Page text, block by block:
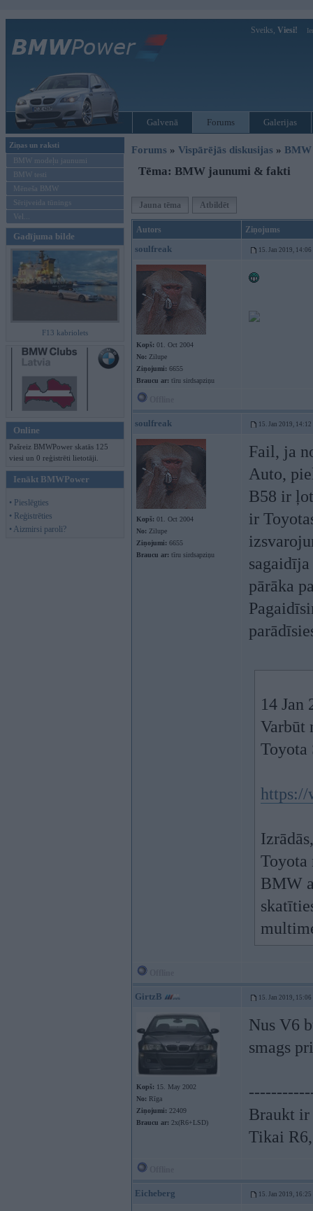
Sveiks, Viesi!
Galvenā Forums Galerijas
Ziņas un raksti
BMW modeļu jaunumi
BMW testi
Mēneša BMW
Sērijveida tūnings
Vel...
Gadījuma bilde
F13 kabriolets
Online
Pašreiz BMWPower skatās 125
viesi un 0 reģistrēti lietotāji.
Ienākt BMWPower
• Pieslēgties
• Reģistrēties
• Aizmirsi paroli?
Forums » Vispārējās diskusijas »
Tēma: BMW jaunumi & fakti
Jauna tēma Atbildēt
Autors Ziņojums
soulfreak 15. Jan 2019, 14:06
Kopš: 01. Oct 2004
No: Zilupe
Ziņojumi: 6655
Braucu ar: tīru sirdsapziņu
soulfreak 15. Jan 2019, 14:12
Kopš: 01. Oct 2004
No: Zilupe
Ziņojumi: 6655
Braucu ar: tīru sirdsapziņu
Fail, ja
Auto,
B58 ir
ir
pārāka
14 Jan
Varbūt
Toyota
https://
Toyota
BMW
GirtzB 15. Jan 2019, 15:06
Kopš: 15. May 2002
No: Rīga
Ziņojumi: 22409
Braucu ar: 2x(R6+LSD)
Nus V6
smags
Braukt
Tikai
Eicheberg 15. Jan 2019, 16:25